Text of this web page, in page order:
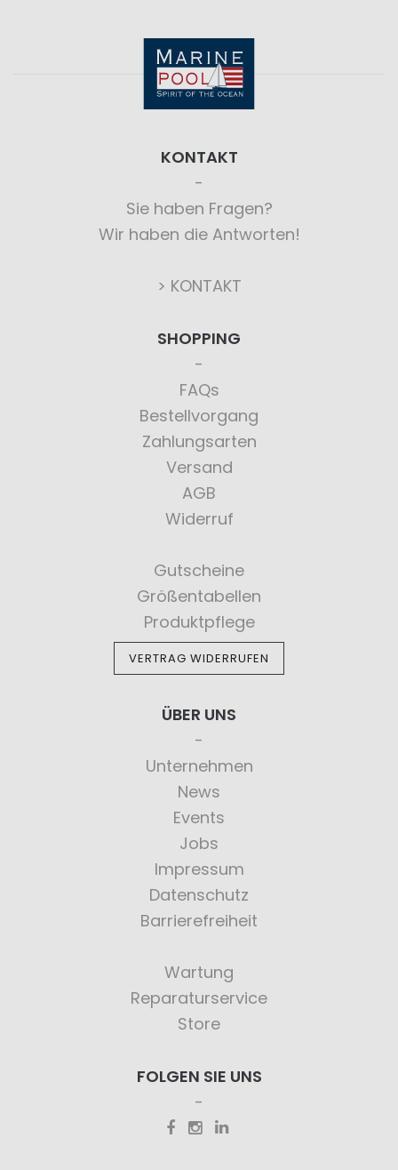
KONTAKT
Sie haben Fragen?
Wir haben die Antworten!
> KONTAKT
SHOPPING
FAQs
Bestellvorgang
Zahlungsarten
Versand
AGB
Widerruf
Gutscheine
Größentabellen
Produktpflege
VERTRAG WIDERRUFEN
ÜBER UNS
Unternehmen
News
Events
Jobs
Impressum
Datenschutz
Barrierefreiheit
Wartung
Reparaturservice
Store
FOLGEN SIE UNS